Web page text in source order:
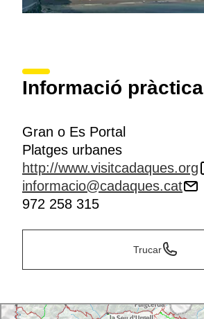
Informació pràctica
Gran o Es Portal
Platges urbanes
http://www.visitcadaques.org
informacio@cadaques.cat
972 258 315
Trucar